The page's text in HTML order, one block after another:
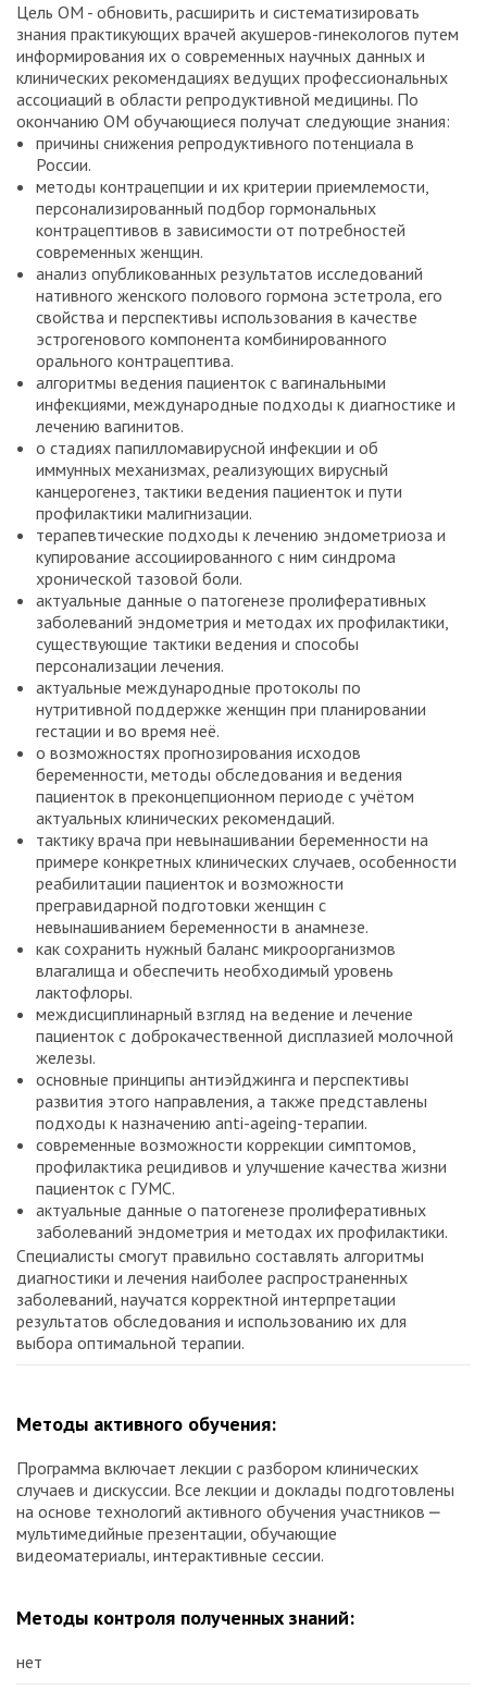
Цель ОМ - обновить, расширить и систематизировать
знания практикующих врачей акушеров-гинекологов путем
информирования их о современных научных данных и
клинических рекомендациях ведущих профессиональных
ассоциаций в области репродуктивной медицины. По
окончанию ОМ обучающиеся получат следующие знания:
причины снижения репродуктивного потенциала в
России.
методы контрацепции и их критерии приемлемости,
персонализированный подбор гормональных
контрацептивов в зависимости от потребностей
современных женщин.
анализ опубликованных результатов исследований
нативного женского полового гормона эстетрола, его
свойства и перспективы использования в качестве
эстрогенового компонента комбинированного
орального контрацептива.
алгоритмы ведения пациенток с вагинальными
инфекциями, международные подходы к диагностике и
лечению вагинитов.
о стадиях папилломавирусной инфекции и об
иммунных механизмах, реализующих вирусный
канцерогенез, тактики ведения пациенток и пути
профилактики малигнизации.
терапевтические подходы к лечению эндометриоза и
купирование ассоциированного с ним синдрома
хронической тазовой боли.
актуальные данные о патогенезе пролиферативных
заболеваний эндометрия и методах их профилактики,
существующие тактики ведения и способы
персонализации лечения.
актуальные международные протоколы по
нутритивной поддержке женщин при планировании
гестации и во время неё.
о возможностях прогнозирования исходов
беременности, методы обследования и ведения
пациенток в преконцепционном периоде с учётом
актуальных клинических рекомендаций.
тактику врача при невынашивании беременности на
примере конкретных клинических случаев, особенности
реабилитации пациенток и возможности
прегравидарной подготовки женщин с
невынашиванием беременности в анамнезе.
как сохранить нужный баланс микроорганизмов
влагалища и обеспечить необходимый уровень
лактофлоры.
междисциплинарный взгляд на ведение и лечение
пациенток с доброкачественной дисплазией молочной
железы.
основные принципы антиэйджинга и перспективы
развития этого направления, а также представлены
подходы к назначению anti-ageing-терапии.
современные возможности коррекции симптомов,
профилактика рецидивов и улучшение качества жизни
пациенток с ГУМС.
актуальные данные о патогенезе пролиферативных
заболеваний эндометрия и методах их профилактики.
Специалисты смогут правильно составлять алгоритмы
диагностики и лечения наиболее распространенных
заболеваний, научатся корректной интерпретации
результатов обследования и использованию их для
выбора оптимальной терапии.
Методы активного обучения:
Программа включает лекции с разбором клинических
случаев и дискуссии. Все лекции и доклады подготовлены
на основе технологий активного обучения участников ⎼
мультимедийные презентации, обучающие
видеоматериалы, интерактивные сессии.
Методы контроля полученных знаний:
нет